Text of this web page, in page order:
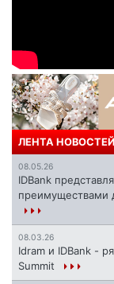
ЛЕНТА НОВОСТЕЙ
08.05.26
IDBank
преимуществами
08.03.26
Idram и IDBank -
Summit